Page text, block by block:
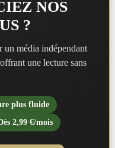
NOS
?
un média indépendant
une lecture sans
plus fluide
2,99 €/mois